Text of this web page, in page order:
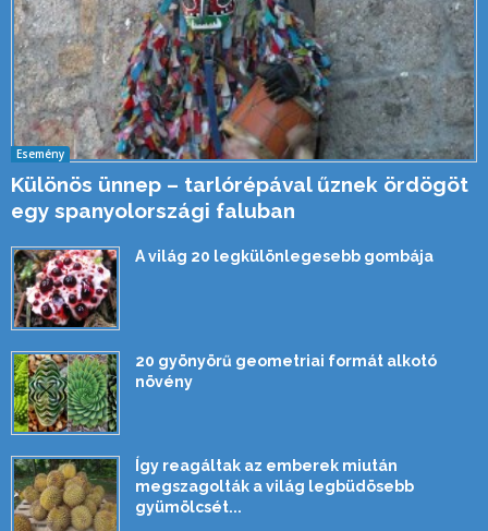
Esemény
Különös ünnep – tarlórépával űznek ördögöt
egy spanyolországi faluban
A világ 20 legkülönlegesebb gombája
20 gyönyörű geometriai formát alkotó
növény
Így reagáltak az emberek miután
megszagolták a világ legbüdösebb
gyümölcsét...